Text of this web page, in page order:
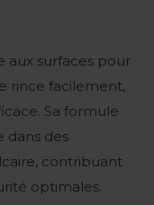
aux surfaces pour
rince facilement,
Sa formule
dans des
contribuant
optimales.